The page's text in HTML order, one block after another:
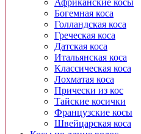
Африканские косы
Богемная коса
Голландская коса
Греческая коса
Датская коса
Итальянская коса
Классическая коса
Лохматая коса
Прически из кос
Тайские косички
Французские косы
Швейцарская коса